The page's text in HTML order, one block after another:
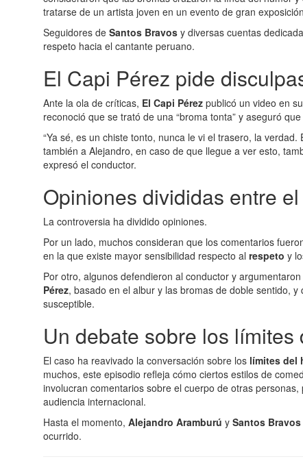
tratarse de un artista joven en un evento de gran
Seguidores de Santos Bravos y diversas cuentas
respeto hacia el cantante peruano.
El Capi Pérez pide
Ante la ola de críticas, El Capi Pérez publicó un video en
reconoció que se trató de una “broma tonta” y aseguró
“Ya sé, es un chiste tonto, nunca le vi el trasero, la
también a Alejandro, en caso de que llegue a ver esto,
expresó el conductor.
Opiniones divididas entre
La controversia ha dividido opiniones.
Por un lado, muchos consideran que los comentarios
en la que existe mayor sensibilidad respecto al respeto y
Por otro, algunos defendieron al conductor y
Pérez, basado en el albur y las bromas de doble sentido,
susceptible.
Un debate sobre los límites
El caso ha reavivado la conversación sobre los límites del
muchos, este episodio refleja cómo ciertos estilos de
involucran comentarios sobre el cuerpo de otras
audiencia internacional.
Hasta el momento, Alejandro Aramburú y Santos Bravos
ocurrido.